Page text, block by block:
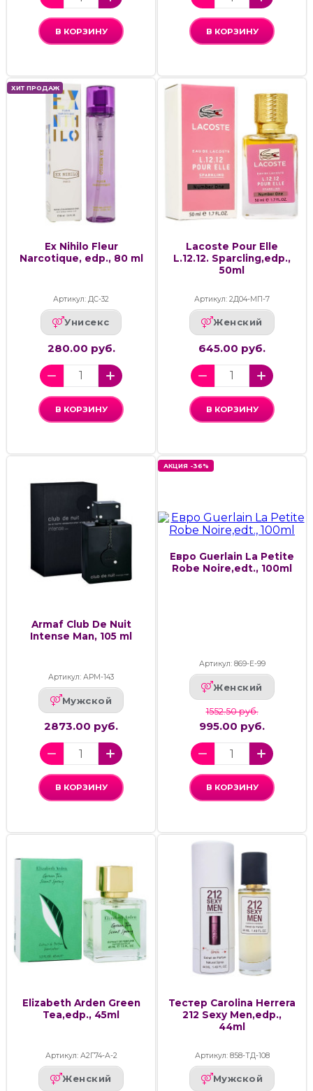
В КОРЗИНУ В КОРЗИНУ
ХИТ ПРОДАЖ
Ex Nihilo Fleur
Narcotique, edp., 80 ml
Артикул: ДС-32
Унисекс
280.00 руб.
В КОРЗИНУ
Lacoste Pour Elle
L.12.12. Sparcling,edp.,
50ml
Артикул: 2Д04-МП-7
Женский
645.00 руб.
В КОРЗИНУ
Armaf Club De Nuit
Intense Man, 105 ml
Артикул: АРМ-143
Мужской
2873.00 руб.
В КОРЗИНУ
АКЦИЯ -36%
Евро Guerlain La Petite
Robe Noire,edt., 100ml
Артикул: 869-Е-99
Женский
1552.50 руб.
995.00 руб.
В КОРЗИНУ
Elizabeth Arden Green
Tea,edp., 45ml
Артикул: А2Г74-А-2
Женский
Тестер Carolina Herrera
212 Sexy Men,edp.,
44ml
Артикул: 858-ТД-108
Мужской